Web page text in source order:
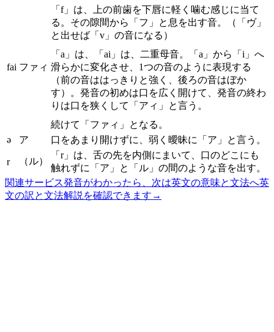
fai ファィ
「f」は、上の前歯を下唇に軽く噛む感じに当て
る。その隙間から「フ」と息を出す音。（「ヴ」
と出せば「v」の音になる）
「a」は、「ai」は、二重母音。「a」から「i」へ
滑らかに変化させ、1つの音のように表現する
（前の音ははっきりと強く、後ろの音はぼか
す）。発音の初めは口を広く開けて、発音の終わ
りは口を狭くして「アィ」と言う。
続けて「ファィ」となる。
ə
ア 口をあまり開けずに、弱く曖昧に「ア」と言う。
r （ル）
「r」は、舌の先を内側にまいて、口のどこにも
触れずに「ア」と「ル」の間のような音を出す。
関連サービス発音がわかったら、次は英文の意味と文法へ英
文の訳と文法解説を確認できます →